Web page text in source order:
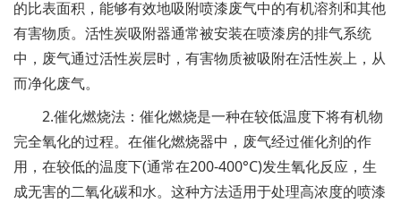
的比表面积，能够有效地吸附喷漆废气中的有机溶剂和其他
有害物质。活性炭吸附器通常被安装在喷漆房的排气系统
中，废气通过活性炭层时，有害物质被吸附在活性炭上，从
而净化废气。
2.催化燃烧法：催化燃烧是一种在较低温度下将有机物
完全氧化的过程。在催化燃烧器中，废气经过催化剂的作
用，在较低的温度下(通常在200-400°C)发生氧化反应，生
成无害的二氧化碳和水。这种方法适用于处理高浓度的喷漆